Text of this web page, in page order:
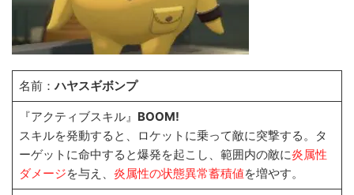
名前：ハヤスギボンプ
『アクティブスキル』 BOOM!
スキルを発動すると、ロケットに乗って敵に突撃する。タ
ーゲットに命中すると爆発を起こし、範囲内の敵に炎属性
ダメージを与え、 炎属性の状態異常蓄積値を増やす。